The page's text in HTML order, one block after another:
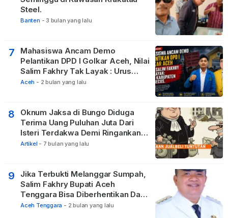
Steel.
Banten - 3 bulan yang lalu
7
Mahasiswa Ancam Demo
Pelantikan DPD I Golkar Aceh, Nilai
Salim Fakhry Tak Layak : Urus
Kabupaten Tak Becus.
Aceh - 2 bulan yang lalu
8
Oknum Jaksa di Bungo Diduga
Terima Uang Puluhan Juta Dari
Isteri Terdakwa Demi Ringankan
Hukuman
Artikel - 7 bulan yang lalu
9
Jika Terbukti Melanggar Sumpah,
Salim Fakhry Bupati Aceh
Tenggara Bisa Diberhentikan Dari
Jabatannya
Aceh Tenggara - 2 bulan yang lalu